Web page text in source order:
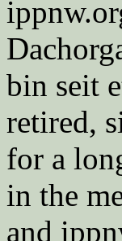
bin seit
retired,
for a
in the
and